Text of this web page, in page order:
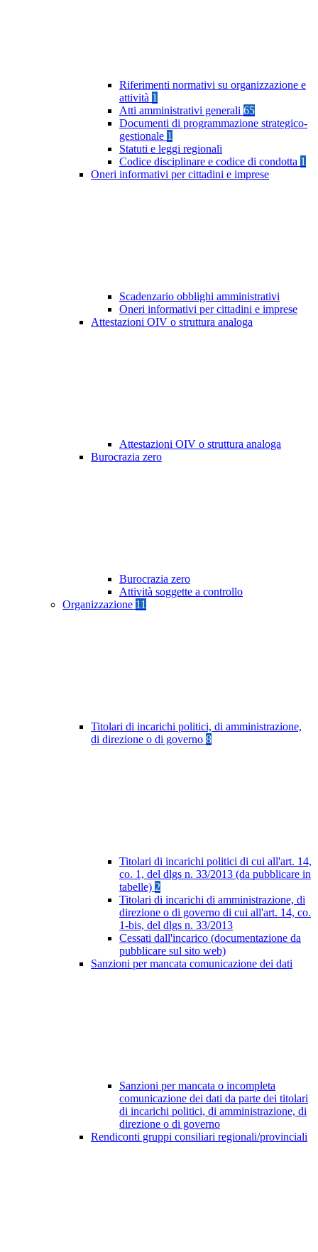
Riferimenti normativi su organizzazione e
attività 1
Atti amministrativi generali 65
Documenti di programmazione strategico-
gestionale 1
Statuti e leggi regionali
Codice disciplinare e codice di condotta 1
Oneri informativi per cittadini e imprese
Scadenzario obblighi amministrativi
Oneri informativi per cittadini e imprese
Attestazioni OIV o struttura analoga
Attestazioni OIV o struttura analoga
Burocrazia zero
Burocrazia zero
Attività soggette a controllo
Organizzazione 11
Titolari di incarichi politici, di amministrazione,
di direzione o di governo 8
Titolari di incarichi politici di cui all'art. 14,
co. 1, del dlgs n. 33/2013 (da pubblicare in
tabelle) 2
Titolari di incarichi di amministrazione, di
direzione o di governo di cui all'art. 14, co.
1-bis, del dlgs n. 33/2013
Cessati dall'incarico (documentazione da
pubblicare sul sito web)
Sanzioni per mancata comunicazione dei dati
Sanzioni per mancata o incompleta
comunicazione dei dati da parte dei titolari
di incarichi politici, di amministrazione, di
direzione o di governo
Rendiconti gruppi consiliari regionali/provinciali